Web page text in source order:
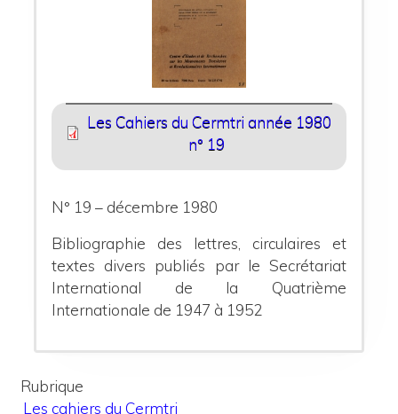
Les Cahiers du Cermtri année 1980
n° 19
N° 19 – décembre 1980
Bibliographie des lettres, circulaires et
textes divers publiés par le Secrétariat
International de la Quatrième
Internationale de 1947 à 1952
Rubrique
Les cahiers du Cermtri